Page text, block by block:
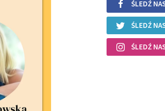
ŚLEDŹ
ŚLEDŹ
ŚLEDŹ